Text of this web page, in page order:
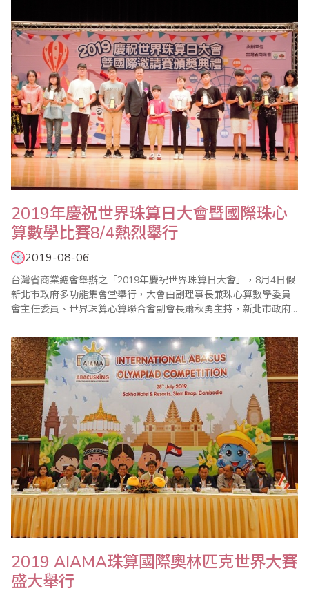
2019年慶祝世界珠算日大會暨國際珠心
算數學比賽8/4熱烈舉行
2019-08-06
台灣省商業總會舉辦之「2019年慶祝世界珠算日大會」，8月4日假
新北市政府多功能集會堂舉行，大會由副理事長兼珠心算數學委員
會主任委員、世界珠算心算聯合會副會長蕭秋勇主持，新北市政府
式童軍團太鼓隊熱情活力的表演揭開序幕。接著由蕭秋勇會長開幕
致詞，表示珠算從最初傳統商業計算工具的功能，轉化成啟發智慧
的教育功能，近年來也驗證學習珠算有助老年健腦益..
2019 AIAMA珠算國際奧林匹克世界大賽
盛大舉行